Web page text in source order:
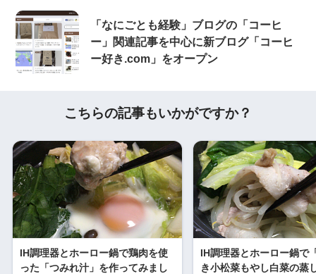
「なにごとも経験」ブログの「コーヒ
ー」関連記事を中心に新ブログ「コーヒ
ー好き.com」をオープン
こちらの記事もいかがですか？
IH調理器とホーロー鍋で鶏肉を使
った「つみれ汁」を作ってみまし
IH調理器とホーロー鍋で
き小松菜もやし白菜の蒸